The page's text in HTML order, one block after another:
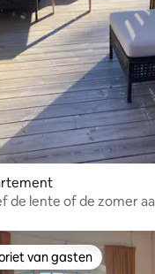
van 4,93 uit 5, 15
de lente of de zomer
van gasten
van gasten